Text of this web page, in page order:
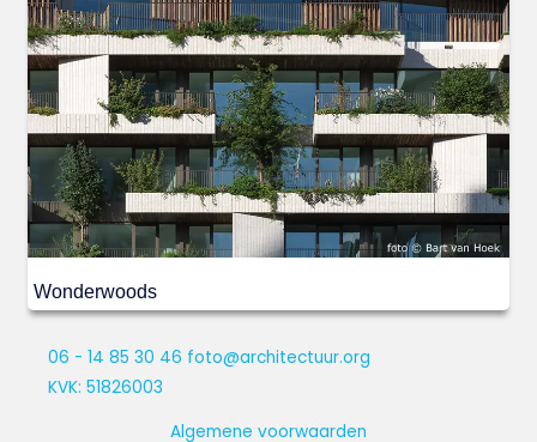
Wonderwoods
06 - 14 85 30 46 foto@architectuur.org
KVK: 51826003
Algemene voorwaarden